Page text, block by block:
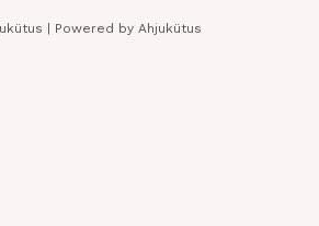
| Powered by Ahjukütus